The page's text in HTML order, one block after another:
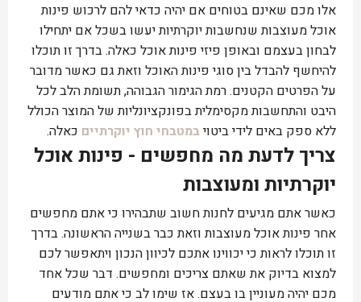
אלו מכם שאינם בטוחים אם יהיה כדאי להם לרכוש פינות
אוכל מעוצבות שנחשבות יוקרתיות יעשו בשכל אם יתחילו
לבחון בעצמם ובאופן פיזי פינות אוכל כאלה. בדרך זו תוכלו
להיחשף להבדל בין סוגי פינות האוכל וזאת גם כאשר מדובר
על הפרטים הקטנים. רמת הגימור הגבוהה, תשומת הלב לכל
היבט והתחשבות מקסימלית בפונקציונליות של המוצר הכולל
ללא ספק באים לידי ביטויבמטבחי חוץ יוקרתיים כאלה.
צריך לדעת מה מחפשים - פינות אוכל
יוקרתיות ומעוצבות
כאשר אתם מגיעים לחנות חשוב שתבהירו כי אתם מחפשים
אחר פינות אוכל מעוצבות וזאת כבר בשנייה הראשונה. בדרך
זו תוכלו לראות כי יכווינו אתכם לכיוון הנכון ויתאפשר לכם
למצוא בדיוק את שאתם צריכים ומחפשים. דבר שכל אחד
מכם יהיה מעוניין בו בעצם. אז שימו לב כי אתם מודעים